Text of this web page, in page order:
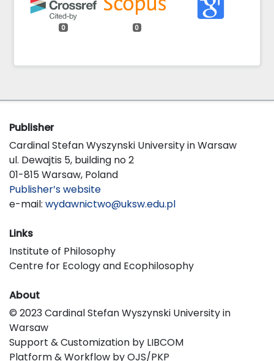
0 0
Publisher
Cardinal Stefan Wyszynski University in Warsaw
ul. Dewajtis 5, building no 2
01-815 Warsaw, Poland
Publisher’s website
e-mail: wydawnictwo@uksw.edu.pl
Links
Institute of Philosophy
Centre for Ecology and Ecophilosophy
About
© 2023 Cardinal Stefan Wyszynski University in
Warsaw
Support & Customization by LIBCOM
Platform & Workflow by OJS/PKP